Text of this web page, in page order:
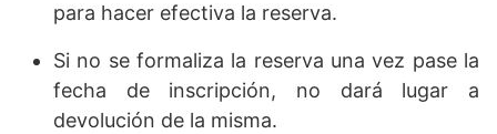
para hacer efectiva la reserva.
Si no se formaliza la reserva una vez pase la
fecha de inscripción, no dará lugar a
devolución de la misma.